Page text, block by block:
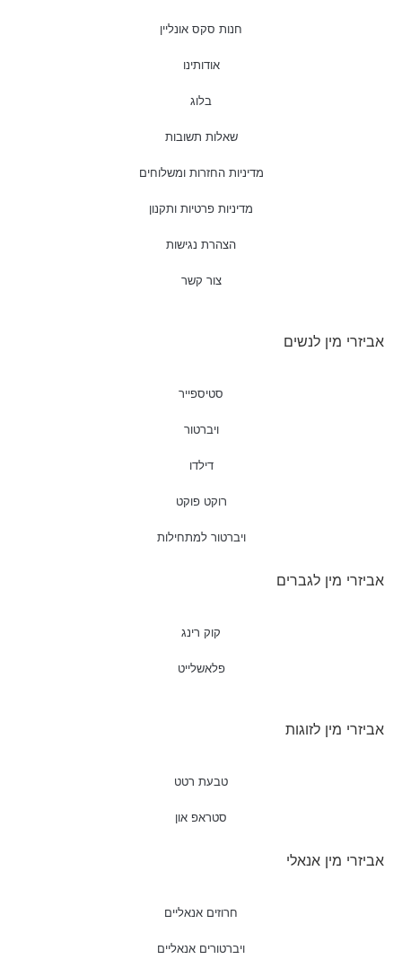
חנות סקס אונליין
אודותינו
בלוג
שאלות תשובות
מדיניות החזרות ומשלוחים
מדיניות פרטיות ותקנון
הצהרת נגישות
צור קשר
אביזרי מין לנשים
סטיספייר
ויברטור
דילדו
רוקט פוקט
ויברטור למתחילות
אביזרי מין לגברים
קוק רינג
פלאשלייט
אביזרי מין לזוגות
טבעת רטט
סטראפ און
אביזרי מין אנאלי
חרוזים אנאליים
ויברטורים אנאליים